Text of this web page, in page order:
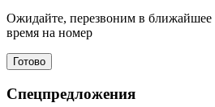
Ожидайте, перезвоним в ближайшее
время на номер
Готово
Спецпредложения